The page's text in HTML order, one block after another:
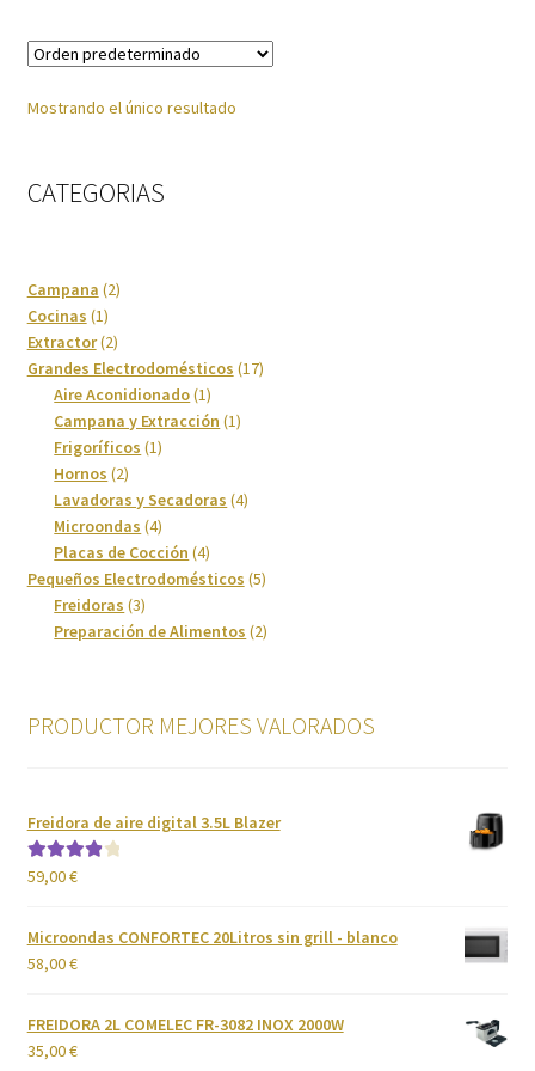
Cuidado del cabello
Cuidado personal
Finalizar compra
Frigoríficos
Grandes Electrodomésticos
Hornos
Humedad
Imagen y Sonido
Lavadoras y Lavasecadoras
Menaje
Microondas
Ofertas
Mostrando el único resultado
CATEGORIAS
Campana 22
Cocinas 11
producto
Extractor 22
productos
Grandes Electrodomésticos 1717
Aire Aconidionado 11
producto
Campana y Extracción 11
Frigoríficos 11
Hornos 22
productos
Lavadoras y Secadoras 44
Microondas 44
productos
Placas de Cocción 44
productos
Pequeños Electrodomésticos 55
Freidoras 33
productos
Preparación de Alimentos 22
PRODUCTOR MEJORES VALORADOS
Freidora de aire digital 3.5L Blazer
Valorado
59,00€
Microondas CONFORTEC 20Litros sin grill - blanco
58,00€
FREIDORA 2L COMELEC FR-3082 INOX 2000W
35,00€